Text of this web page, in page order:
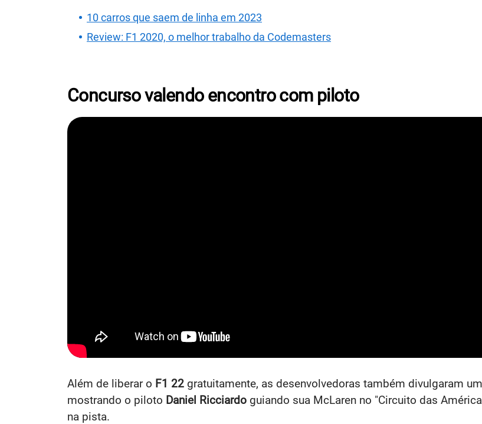
10 carros que saem de linha em 2023
Review: F1 2020, o melhor trabalho da Codemasters
Concurso valendo encontro com piloto
Além de liberar o F1 22 gratuitamente, as desenvolvedoras também divulgaram
mostrando o piloto Daniel Ricciardo guiando sua McLaren no "Circuito das
na pista.